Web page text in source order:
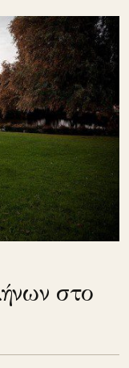
στο